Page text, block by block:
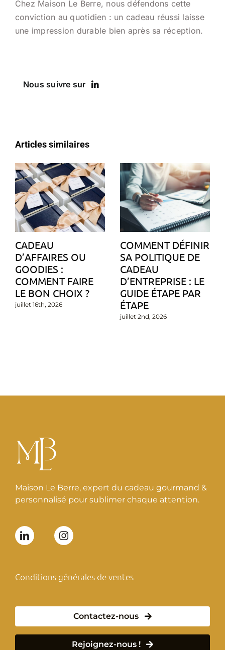
Chez Maison Le Berre, nous défendons cette
conviction au quotidien : un cadeau réussi laisse
une impression durable bien après sa réception.
Nous suivre sur
Articles similaires
CADEAU
D’AFFAIRES OU
GOODIES :
COMMENT FAIRE
LE BON CHOIX ?
juillet 16th, 2026
COMMENT DÉFINIR
SA POLITIQUE DE
CADEAU
D’ENTREPRISE : LE
GUIDE ÉTAPE PAR
ÉTAPE
juillet 2nd, 2026
Maison Le Berre, expert du cadeau gourmand &
personnalisé pour sublimer chaque attention.
Conditions générales de ventes
Contactez-nous
Rejoignez-nous !